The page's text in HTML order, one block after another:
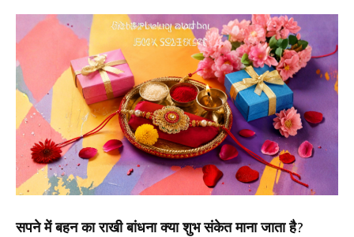
सपने में बहन का राखी बांधना क्या शुभ संकेत माना जाता है?